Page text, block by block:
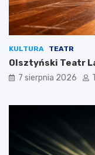
KULTURA TEATR
Olsztyński Teatr
7 sierpnia 2026